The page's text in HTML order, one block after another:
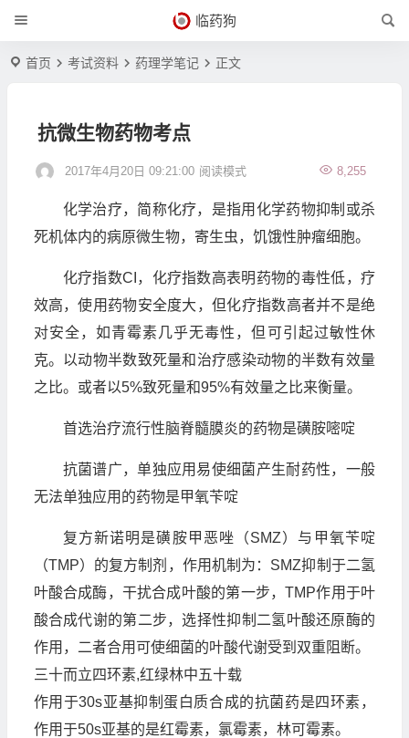
临药狗
首页 考试资料 药理学笔记 正文
抗微生物药物考点
2017年4月20日 09:21:00 8,255
阅读模式
化学治疗，简称化疗，是指用化学药物抑制或杀
死机体内的病原微生物，寄生虫，饥饿性肿瘤细胞。
化疗指数CI，化疗指数高表明药物的毒性低，疗
效高，使用药物安全度大，但化疗指数高者并不是绝
对安全，如青霉素几乎无毒性，但可引起过敏性休
克。以动物半数致死量和治疗感染动物的半数有效量
之比。或者以5%致死量和95%有效量之比来衡量。
首选治疗流行性脑脊髓膜炎的药物是磺胺嘧啶
抗菌谱广，单独应用易使细菌产生耐药性，一般
无法单独应用的药物是甲氧苄啶
复方新诺明是磺胺甲恶唑（SMZ）与甲氧苄啶
（TMP）的复方制剂，作用机制为：SMZ抑制于二氢
叶酸合成酶，干扰合成叶酸的第一步，TMP作用于叶
酸合成代谢的第二步，选择性抑制二氢叶酸还原酶的
作用，二者合用可使细菌的叶酸代谢受到双重阻断。
三十而立四环素,红绿林中五十载
作用于30s亚基抑制蛋白质合成的抗菌药是四环素，
作用于50s亚基的是红霉素，氯霉素，林可霉素。